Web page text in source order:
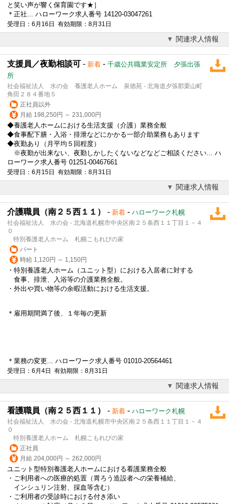
と笑い声が響く保育園です★］
＊正社... ハローワーク求人番号 14120-03047261
受理日：6月16日 有効期限：8月31日
関連求人情報
支援員／夜勤相談可 - 新着 - 千歳公共職業安定所 夕張出張
所
社会福祉法人 水の会 養護老人ホーム 泉徳苑 - 北海道夕張郡栗山町
角田２８４番地５
正社員以外
月給 198,250円 ～ 231,000円
◆養護老人ホームにおける生活支援（介護）業務全般
◆食事配下膳・入浴・排泄などにかかる一部介助業務もあります
◆夜勤あり（月平均５回程度）
※夜勤が出来ない、夜勤しかしたくないなどなどご相談ください... ハ
ローワーク求人番号 01251-00467661
受理日：6月15日 有効期限：8月31日
関連求人情報
介護職員（南２５西１１） - 新着 - ハローワーク札幌
社会福祉法人 水の会 - 北海道札幌市中央区南２５条西１１丁目１－４
０
特別養護老人ホーム 札幌こもれびの家
パート
時給 1,120円 ～ 1,150円
・特別養護老人ホーム（ユニット型）における入居者に対する
食事、排泄、入浴等の介護業務全般。
・外出や買い物等の余暇活動における生活支援。
＊雇用期間満了後、１年毎の更新
＊業務の変更... ハローワーク求人番号 01010-20564461
受理日：6月4日 有効期限：8月31日
関連求人情報
看護職員（南２５西１１） - 新着 - ハローワーク札幌
社会福祉法人 水の会 - 北海道札幌市中央区南２５条西１１丁目１－４
０
特別養護老人ホーム 札幌こもれびの家
正社員
月給 204,000円 ～ 262,000円
ユニット型特別養護老人ホームにおける看護業務全般
・ご利用者への医療的処置（胃ろう造設者への栄養補給、
インシュリン注射、採血等含む）
・ご利用者の受診時における付き添い